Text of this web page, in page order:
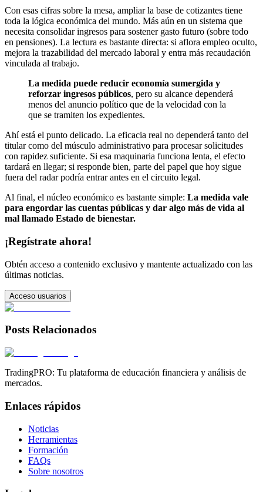
Con esas cifras sobre la mesa, ampliar la base de cotizantes tiene
toda la lógica económica del mundo. Más aún en un sistema que
necesita consolidar ingresos para sostener gasto futuro (sobre todo
en pensiones). La lectura es bastante directa: si aflora empleo oculto,
mejora la trazabilidad del mercado laboral y entra más recaudación
vinculada al trabajo.
La medida puede reducir economía sumergida y
reforzar ingresos públicos, pero su alcance dependerá
menos del anuncio político que de la velocidad con la
que se tramiten los expedientes.
Ahí está el punto delicado. La eficacia real no dependerá tanto del
titular como del músculo administrativo para procesar solicitudes
con rapidez suficiente. Si esa maquinaria funciona lenta, el efecto
tardará en llegar; si responde bien, parte del papel que hoy sigue
fuera del radar podría entrar antes en el circuito legal.
Al final, el núcleo económico es bastante simple: La medida vale
para engordar las cuentas públicas y dar algo más de vida al
mal llamado Estado de bienestar.
¡Regístrate ahora!
Obtén acceso a contenido exclusivo y mantente actualizado con las
últimas noticias.
Acceso usuarios
Posts Relacionados
TradingPRO: Tu plataforma de educación financiera y análisis de
mercados.
Enlaces rápidos
Noticias
Herramientas
Formación
FAQs
Sobre nosotros